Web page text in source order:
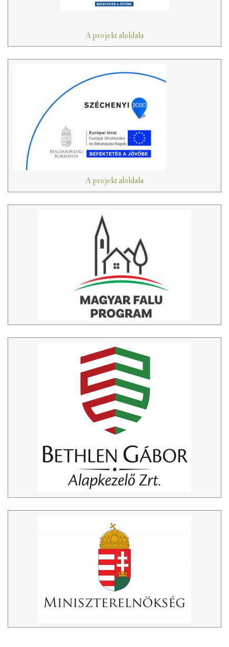
A projekt aloldala
A projekt aloldala